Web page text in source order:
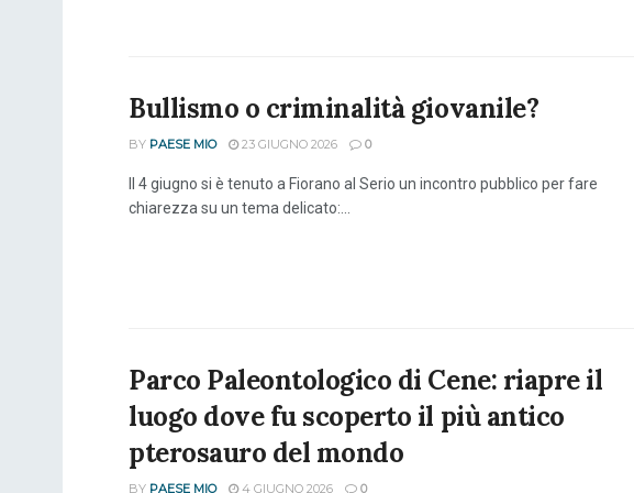
Bullismo o criminalità giovanile?
BY PAESE MIO 23 GIUGNO 2026 0
Il 4 giugno si è tenuto a Fiorano al Serio un incontro pubblico per fare
chiarezza su un tema delicato:...
Parco Paleontologico di Cene: riapre il
luogo dove fu scoperto il più antico
pterosauro del mondo
BY PAESE MIO 4 GIUGNO 2026 0